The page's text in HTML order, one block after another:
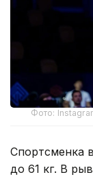
Фото:
Спортсменка
до 61 кг. В